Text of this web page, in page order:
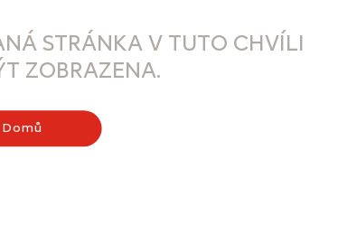
STRÁNKA V TUTO CHVÍLI
ZOBRAZENA.
Domů